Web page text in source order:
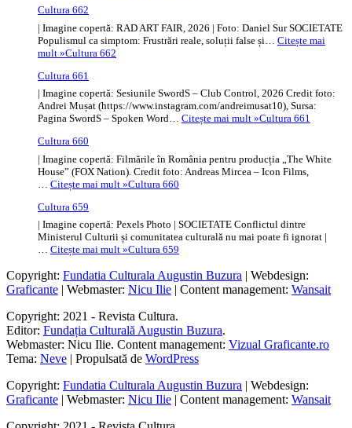
Cultura 662
| Imagine copertă: RAD ART FAIR, 2026 | Foto: Daniel Sur SOCIETATE
Populismul ca simptom: Frustrări reale, soluții false și… Citește mai
mult »Cultura 662
Cultura 661
| Imagine copertă: Sesiunile SwordS – Club Control, 2026 Credit foto:
Andrei Mușat (https://www.instagram.com/andreimusat10), Sursa:
Pagina SwordS – Spoken Word… Citește mai mult »Cultura 661
Cultura 660
| Imagine copertă: Filmările în România pentru producția „The White
House” (FOX Nation). Credit foto: Andreas Mircea – Icon Films,
Citește mai mult »Cultura 660
Cultura 659
| Imagine copertă: Pexels Photo | SOCIETATE Conflictul dintre
Ministerul Culturii și comunitatea culturală nu mai poate fi ignorat |
… Citește mai mult »Cultura 659
Copyright: Fundatia Culturala Augustin Buzura | Webdesign:
Graficante | Webmaster: Nicu Ilie | Content management: Wansait
Copyright: 2021 - Revista Cultura.
Editor: Fundația Culturală Augustin Buzura.
Webmaster: Nicu Ilie. Content management: Vizual Graficante.ro
Tema: Neve | Propulsată de WordPress
Copyright: Fundatia Culturala Augustin Buzura | Webdesign:
Graficante | Webmaster: Nicu Ilie | Content management: Wansait